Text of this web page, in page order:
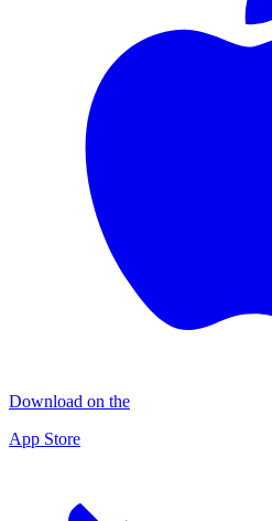
Download on the
App Store